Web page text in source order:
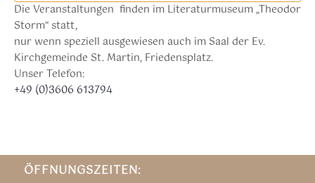
Die Veranstaltungen finden im Literaturmuseum „Theodor
Storm“ statt,
nur wenn speziell ausgewiesen auch im Saal der Ev.
Kirchgemeinde St. Martin, Friedensplatz.
Unser Telefon:
+49 (0)3606 613794
ÖFFNUNGSZEITEN: